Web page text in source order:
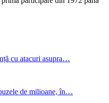
cu atacuri asupra…
de milioane, în…